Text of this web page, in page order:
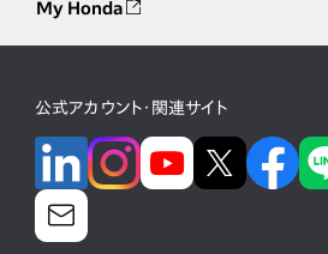
My Honda
公式アカウント・関連サイト